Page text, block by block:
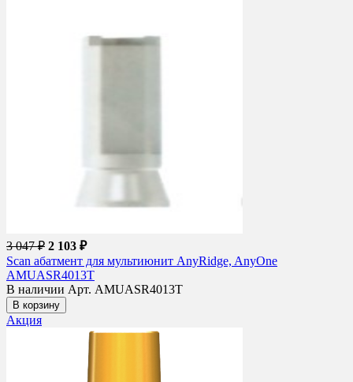
3 047 ₽ 2 103 ₽
Scan абатмент для мультиюнит AnyRidge, AnyOne
AMUASR4013T
В наличии Арт. AMUASR4013T
В корзину
Акция